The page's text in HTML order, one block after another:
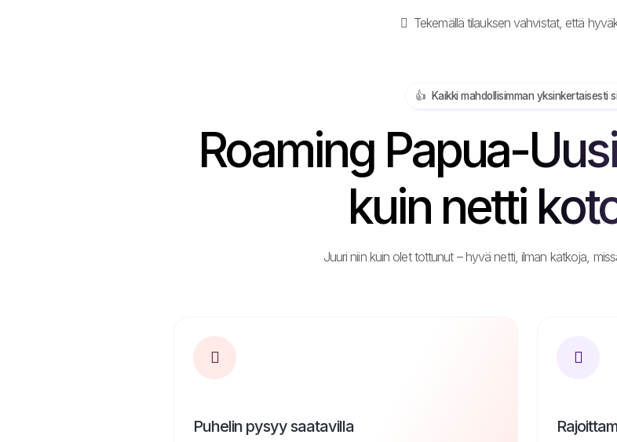
Tekemällä tilauksen vahvistat, että
👍️ Kaikki mahdollisimman yksinkertaisesti
Roaming Papua-
kuin netti
Juuri niin kuin olet tottunut – hyvä netti, ilman katkoja,
Puhelin pysyy saatavilla